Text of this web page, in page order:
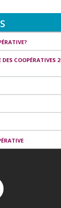
COOPÉRATIVES